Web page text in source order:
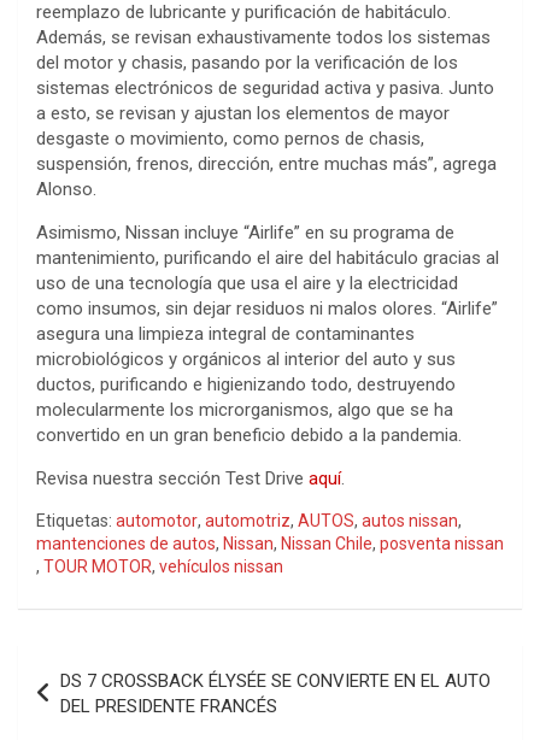
reemplazo de lubricante y purificación de habitáculo.
Además, se revisan exhaustivamente todos los sistemas
del motor y chasis, pasando por la verificación de los
sistemas electrónicos de seguridad activa y pasiva. Junto
a esto, se revisan y ajustan los elementos de mayor
desgaste o movimiento, como pernos de chasis,
suspensión, frenos, dirección, entre muchas más”, agrega
Alonso.
Asimismo, Nissan incluye “Airlife” en su programa de
mantenimiento, purificando el aire del habitáculo gracias al
uso de una tecnología que usa el aire y la electricidad
como insumos, sin dejar residuos ni malos olores. “Airlife”
asegura una limpieza integral de contaminantes
microbiológicos y orgánicos al interior del auto y sus
ductos, purificando e higienizando todo, destruyendo
molecularmente los microrganismos, algo que se ha
convertido en un gran beneficio debido a la pandemia.
Revisa nuestra sección Test Drive aquí.
Etiquetas: automotor, automotriz, AUTOS, autos nissan,
mantenciones de autos, Nissan, Nissan Chile, posventa nissan
, TOUR MOTOR, vehículos nissan
de
DS 7 CROSSBACK ÉLYSÉE SE CONVIERTE EN EL AUTO
DEL PRESIDENTE FRANCÉS